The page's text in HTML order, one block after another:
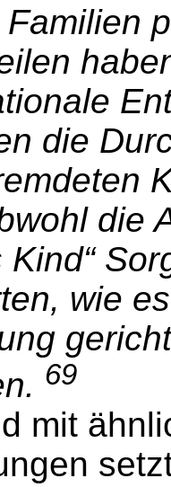
die
die
wie
69
mit